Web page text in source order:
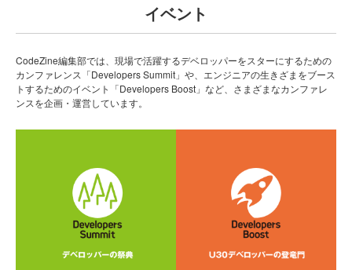
イベント
CodeZine編集部では、現場で活躍するデベロッパーをスターにするための
カンファレンス「Developers Summit」や、エンジニアの生きざまをブース
トするためのイベント「Developers Boost」など、さまざまなカンファレ
ンスを企画・運営しています。